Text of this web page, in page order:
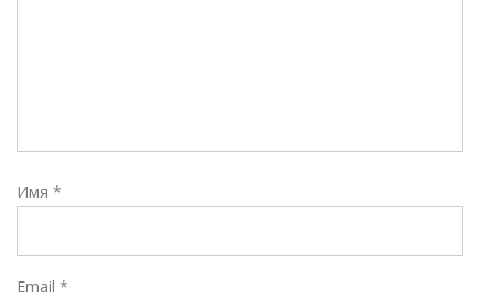
Имя *
Email *